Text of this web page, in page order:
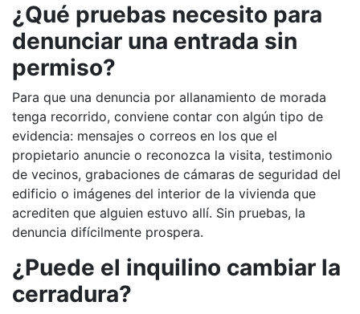
¿Qué pruebas necesito para
denunciar una entrada sin
permiso?
Para que una denuncia por allanamiento de morada
tenga recorrido, conviene contar con algún tipo de
evidencia: mensajes o correos en los que el
propietario anuncie o reconozca la visita, testimonio
de vecinos, grabaciones de cámaras de seguridad del
edificio o imágenes del interior de la vivienda que
acrediten que alguien estuvo allí. Sin pruebas, la
denuncia difícilmente prospera.
¿Puede el inquilino cambiar la
cerradura?